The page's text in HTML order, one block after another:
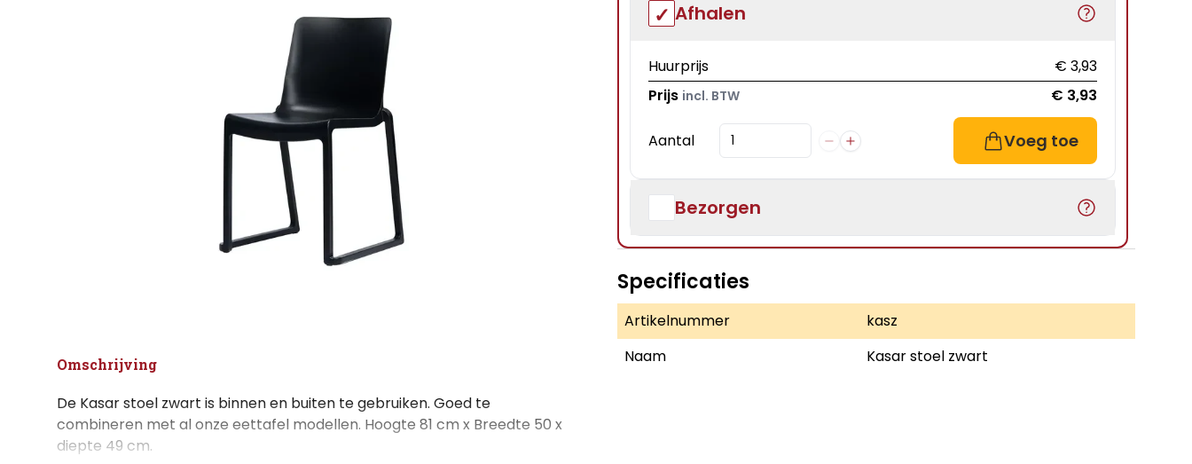
Omschrijving
De Kasar stoel zwart is binnen en buiten te gebruiken. Goed te
combineren met al onze eettafel modellen. Hoogte 81 cm x Breedte 50 x
diepte 49 cm.
Afhalen
Huurprijs
€ 3,93
Prijs incl. BTW € 3,93
Aantal Voeg toe
Bezorgen
Specificaties
Artikelnummer
kasz
Naam
Kasar stoel zwart